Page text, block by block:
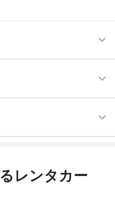
（送迎なし）
（送迎なし）
ら（送迎なし）
レンタカー